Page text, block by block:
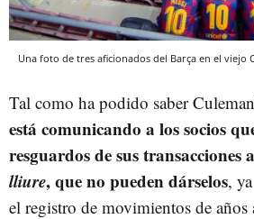
Una foto de tres aficionados del Barça en el viejo
Tal como ha podido saber
está comunicando a los socios
resguardos de sus transacciones
lliure, que no pueden dárselos,
el registro de movimientos de años